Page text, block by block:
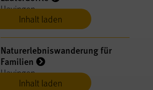
Inhalt laden
Hayingen
Inhalt laden
Naturerlebniswanderung für
Familien
Hayingen